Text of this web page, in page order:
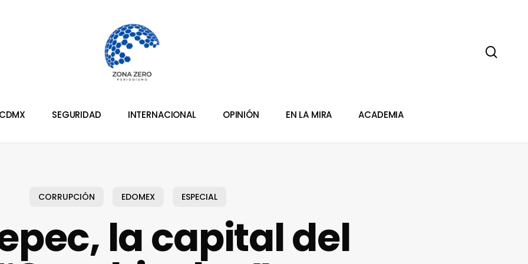
CDMX SEGURIDAD INTERNACIONAL OPINIÓN EN LA MIRA ACADEMIA
CORRUPCIÓN EDOMEX ESPECIAL
la capital del